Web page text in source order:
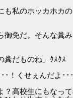
も私のホッカホカ
御免だ。そんな糞
糞だものね」ｸｽｸｽ
･！くせぇんだよ･･
？高校生にもなっ